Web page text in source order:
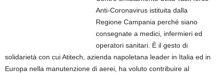
Anti-Coronavirus istituita dalla
Regione Campania perché siano
consegnate a medici, infermieri ed
operatori sanitari. È il gesto di
solidarietà con cui Atitech, azienda napoletana leader in Italia ed in
Europa nella manutenzione di aerei, ha voluto contribuire al